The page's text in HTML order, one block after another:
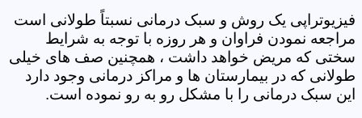
فیزیوتراپی یک روش و سبک درمانی نسبتاً طولانی است
مراجعه نمودن فراوان و هر روزه با توجه به شرایط
سختی که مریض خواهد داشت ، همچنین صف های خیلی
طولانی که در بیمارستان ها و مراکز درمانی وجود دارد
این سبک درمانی را با مشکل رو به رو نموده است.